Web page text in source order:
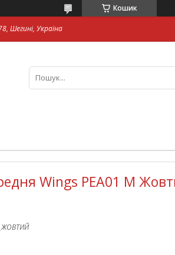
Кошик
Шегині, Україна
Wings PEA01 М